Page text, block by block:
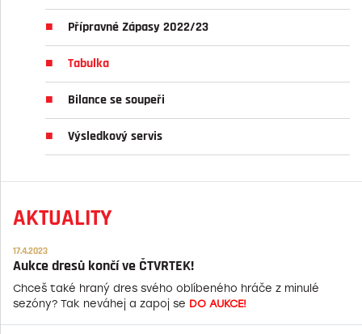
Přípravné Zápasy 2022/23
Tabulka
Bilance se soupeři
Výsledkový servis
AKTUALITY
17.4.2023
Aukce dresů končí ve ČTVRTEK!
Chceš také hraný dres svého oblíbeného hráče z minulé
sezóny? Tak neváhej a zapoj se DO AUKCE!